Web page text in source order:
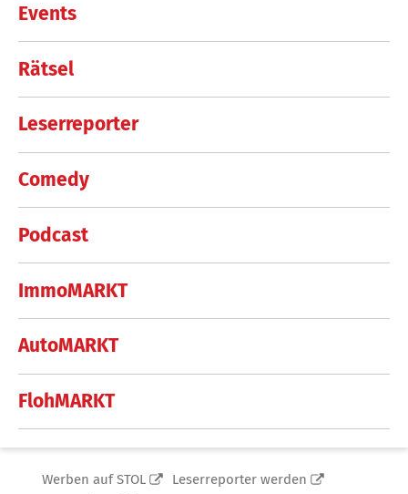
Events
Rätsel
Leserreporter
Comedy
Podcast
ImmoMARKT
AutoMARKT
FlohMARKT
Werben auf STOL
Leserreporter werden